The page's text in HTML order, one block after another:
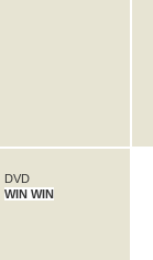
DVD
WIN WIN